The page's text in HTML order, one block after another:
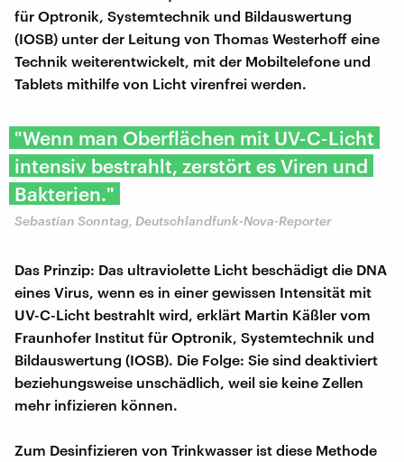
für Optronik, Systemtechnik und Bildauswertung
(IOSB) unter der Leitung von Thomas Westerhoff eine
Technik weiterentwickelt, mit der Mobiltelefone und
Tablets mithilfe von Licht virenfrei werden.
"Wenn man Oberflächen mit UV-C-Licht
intensiv bestrahlt, zerstört es Viren und
Bakterien."
Sebastian Sonntag, Deutschlandfunk-Nova-Reporter
Das Prinzip: Das ultraviolette Licht beschädigt die DNA
eines Virus, wenn es in einer gewissen Intensität mit
UV-C-Licht bestrahlt wird, erklärt Martin Käßler vom
Fraunhofer Institut für Optronik, Systemtechnik und
Bildauswertung (IOSB). Die Folge: Sie sind deaktiviert
beziehungsweise unschädlich, weil sie keine Zellen
mehr infizieren können.
Zum Desinfizieren von Trinkwasser ist diese Methode